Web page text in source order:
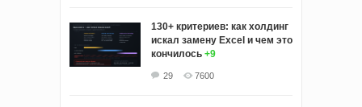
130+ критериев: как холдинг
искал замену Excel и чем это
кончилось +9
29 7600